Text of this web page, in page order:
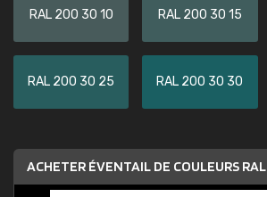
RAL 200 30 10 RAL 200 30 15
RAL 200 30 25 RAL 200 30 30
ACHETER ÉVENTAIL DE COULEURS RAL